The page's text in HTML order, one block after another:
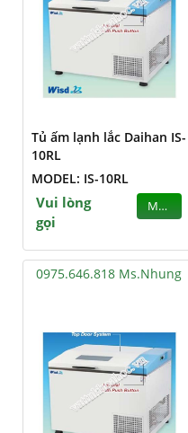
Tủ ấm lạnh lắc Daihan IS-
10RL
MODEL: IS-10RL
Vui lòng
gọi
MUA
0975.646.818 Ms.Nhung